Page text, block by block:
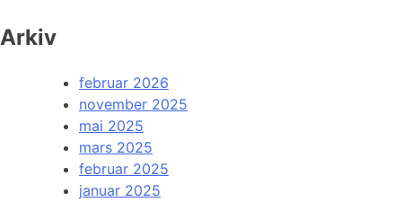
Arkiv
februar 2026
november 2025
mai 2025
mars 2025
februar 2025
januar 2025